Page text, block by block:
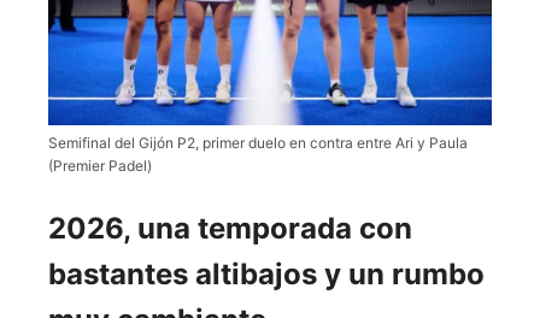
Semifinal del Gijón P2, primer duelo en contra entre Ari y Paula
(Premier Padel)
2026, una temporada con
bastantes altibajos y un rumbo